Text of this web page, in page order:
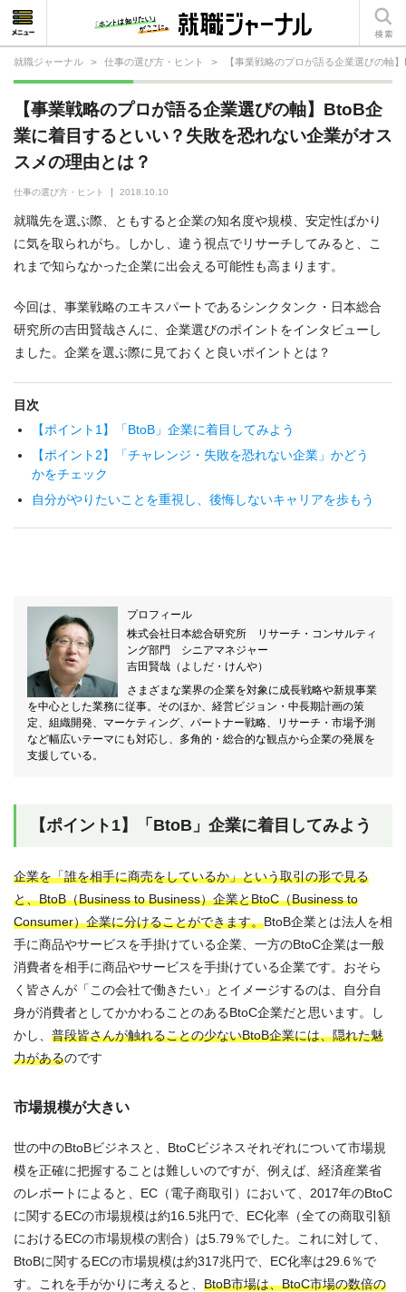
就職ジャーナル > 仕事の選び方・ヒント > 【事業戦略のプロが語る企業選びの軸
【事業戦略のプロが語る企業選びの軸】BtoB企
業に着目するといい？失敗を恐れない企業がオス
スメの理由とは？
仕事の選び方・ヒント 2018.10.10
就職先を選ぶ際、ともすると企業の知名度や規模、安定性ばかり
に気を取られがち。しかし、違う視点でリサーチしてみると、こ
れまで知らなかった企業に出会える可能性も高まります。
今回は、事業戦略のエキスパートであるシンクタンク・日本総合
研究所の吉田賢哉さんに、企業選びのポイントをインタビューし
ました。企業を選ぶ際に見ておくと良いポイントとは？
目次
【ポイント1】「BtoB」企業に着目してみよう
【ポイント2】「チャレンジ・失敗を恐れない企業」かどう
かをチェック
自分がやりたいことを重視し、後悔しないキャリアを歩もう
プロフィール
株式会社日本総合研究所 リサーチ・コンサルティ
ング部門 シニアマネジャー
吉田賢哉（よしだ・けんや）
さまざまな業界の企業を対象に成長戦略や新規事業
を中心とした業務に従事。そのほか、経営ビジョン・中長期計画の策
定、組織開発、マーケティング、パートナー戦略、リサーチ・市場予測
など幅広いテーマにも対応し、多角的・総合的な観点から企業の発展を
支援している。
【ポイント1】「BtoB」企業に着目してみよう
企業を「誰を相手に商売をしているか」という取引の形で見る
と、BtoB（Business to Business）企業とBtoC（Business to
Consumer）企業に分けることができます。BtoB企業とは法人を相
手に商品やサービスを手掛けている企業、一方のBtoC企業は一般
消費者を相手に商品やサービスを手掛けている企業です。おそら
く皆さんが「この会社で働きたい」とイメージするのは、自分自
身が消費者としてかかわることのあるBtoC企業だと思います。し
かし、 普段皆さんが触れることの少ないBtoB企業には、隠れた魅
力があるのです
市場規模が大きい
世の中のBtoBビジネスと、BtoCビジネスそれぞれについて市場規
模を正確に把握することは難しいのですが、例えば、経済産業省
のレポートによると、EC（電子商取引）において、2017年のBtoC
に関するECの市場規模は約16.5兆円で、EC化率（全ての商取引額
におけるECの市場規模の割合）は5.79％でした。これに対して、
BtoBに関するECの市場規模は約317兆円で、EC化率は29.6％で
す。これを手がかりに考えると、 BtoB市場は、BtoC市場の数倍の
就活相談
就活ノウハウ
仕事の選び方・ヒント
仕事とは？
就活コラム